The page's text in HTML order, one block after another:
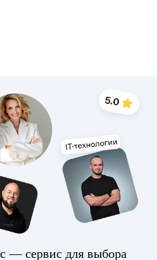
— сервис для выбора